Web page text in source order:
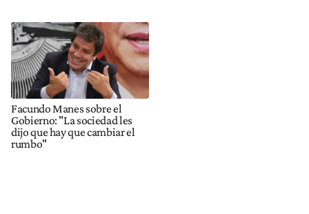
Facundo Manes sobre el
Gobierno: "La sociedad les
dijo que hay que cambiar el
rumbo"